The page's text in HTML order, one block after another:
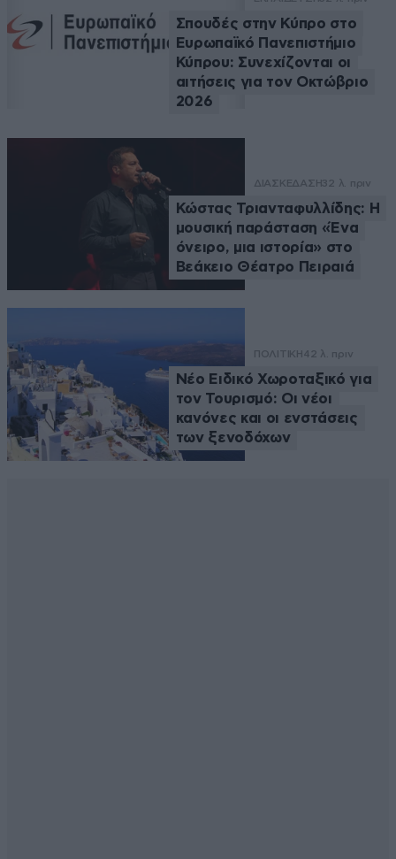
Σπουδές στην Κύπρο στο
Ευρωπαϊκό Πανεπιστήμιο
Κύπρου: Συνεχίζονται οι
αιτήσεις για τον Οκτώβριο
2026
ΔΙΑΣΚΕΔΑΣΗ32 λ. πριν
Κώστας Τριανταφυλλίδης: Η
μουσική παράσταση «Ένα
όνειρο, μια ιστορία» στο
Βεάκειο Θέατρο Πειραιά
ΠΟΛΙΤΙΚΗ42 λ. πριν
Νέο Ειδικό Χωροταξικό για
τον Τουρισμό: Οι νέοι
κανόνες και οι ενστάσεις
των ξενοδόχων